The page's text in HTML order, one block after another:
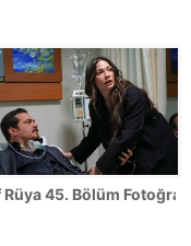
Rüya 45. Bölüm